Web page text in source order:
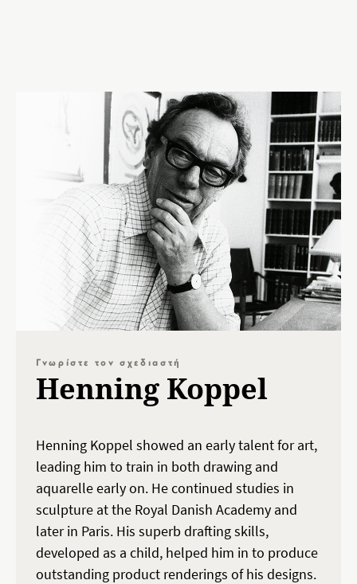
Γνωρίστε τον σχεδιαστή
Henning Koppel
Henning Koppel showed an early talent for art,
leading him to train in both drawing and
aquarelle early on. He continued studies in
sculpture at the Royal Danish Academy and
later in Paris. His superb drafting skills,
developed as a child, helped him in to produce
outstanding product renderings of his designs.